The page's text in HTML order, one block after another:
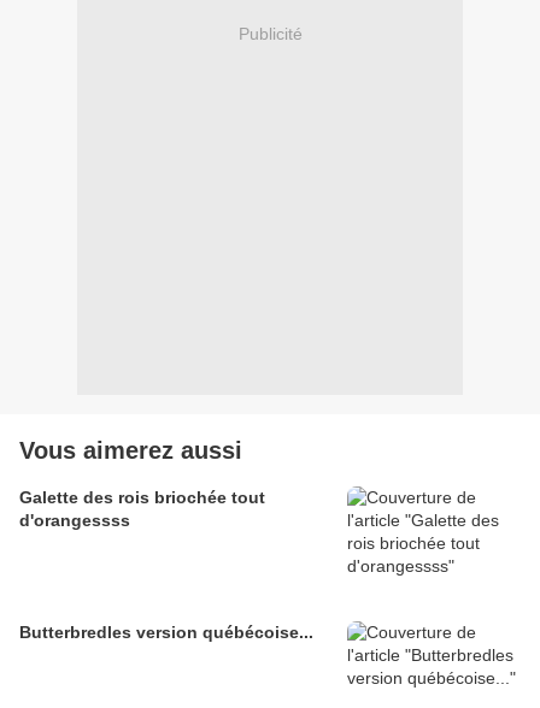
Publicité
Vous aimerez aussi
Galette des rois briochée tout
d'orangessss
Butterbredles version québécoise...